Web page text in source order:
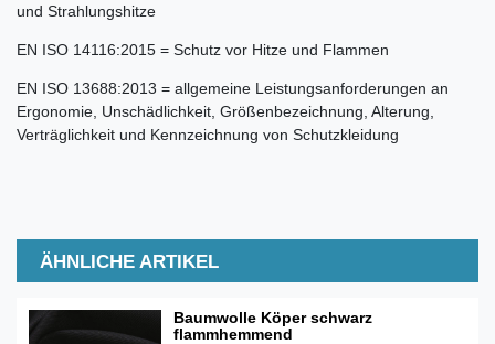
und Strahlungshitze
EN ISO 14116:2015 = Schutz vor Hitze und Flammen
EN ISO 13688:2013 = allgemeine Leistungsanforderungen an
Ergonomie, Unschädlichkeit, Größenbezeichnung, Alterung,
Verträglichkeit und Kennzeichnung von Schutzkleidung
ÄHNLICHE ARTIKEL
Baumwolle Köper schwarz
flammhemmend